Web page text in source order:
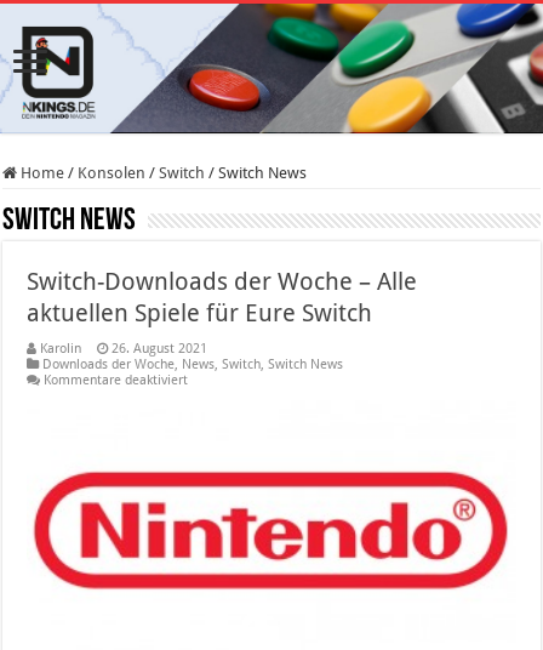
Home / Konsolen / Switch / Switch News
Switch News
Switch-Downloads der Woche – Alle
aktuellen Spiele für Eure Switch
Karolin
26. August 2021
Downloads der Woche, News,Switch,Switch News
Kommentare deaktiviertfür
Alle
aktuellen
für
Eure
Switch